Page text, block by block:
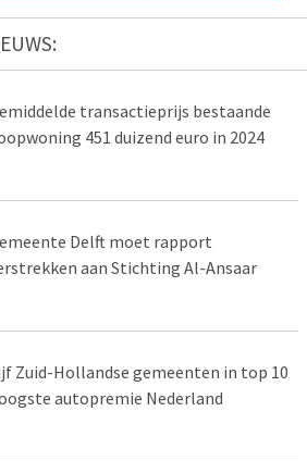
transactieprijs bestaande
451 duizend euro in 2024
Delft moet rapport
aan Stichting Al-Ansaar
Zuid-Hollandse gemeenten in top 10
autopremie Nederland